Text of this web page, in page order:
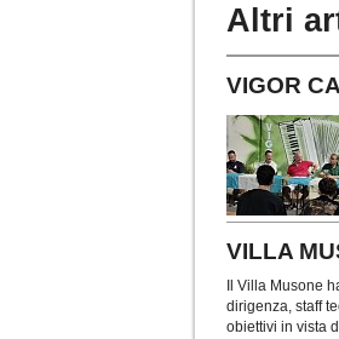
Altri
VIGOR
VILLA
Il Villa Musone
dirigenza, staff
obiettivi in vista